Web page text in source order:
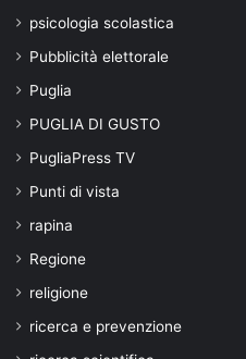
psicologia scolastica
Pubblicità elettorale
Puglia
PUGLIA DI GUSTO
PugliaPress TV
Punti di vista
rapina
Regione
religione
ricerca e prevenzione